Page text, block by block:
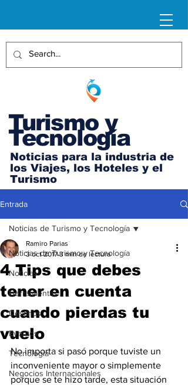
Turismo y
Tecnología
Noticias para la industria de
los Viajes, los Hoteles y el
Turismo
Entrada
Noticias de Turismo y Tecnología
Noticias
Herramientas
Destinos
Eventos
Tecnología
Negocios Internacionales
Noticias de Turismo y Tecnología
4 Tips que debes
tener en cuenta
cuando pierdas tu
vuelo
Ramiro Parias
3 oct 2017 3 min de lectura
No importa si pasó porque tuviste un
inconveniente mayor o simplemente
porque se te hizo tarde, esta situación